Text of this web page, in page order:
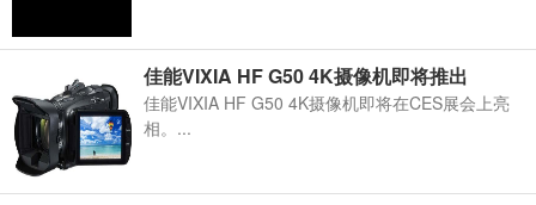
佳能VIXIA HF G50 4K摄像机即将推出
佳能VIXIA HF G50 4K摄像机即将在CES展会上亮
相。...